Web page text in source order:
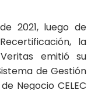
2021, luego de
la
emitió su
de Gestión
Negocio CELEC